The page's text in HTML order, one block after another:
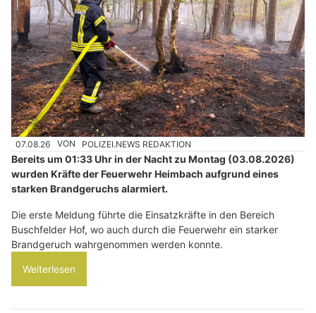
07.08.26 VON POLIZEI.NEWS REDAKTION
Bereits um 01:33 Uhr in der Nacht zu Montag (03.08.2026)
wurden Kräfte der Feuerwehr Heimbach aufgrund eines
starken Brandgeruchs alarmiert.
Die erste Meldung führte die Einsatzkräfte in den Bereich
Buschfelder Hof, wo auch durch die Feuerwehr ein starker
Brandgeruch wahrgenommen werden konnte.
Weiterlesen